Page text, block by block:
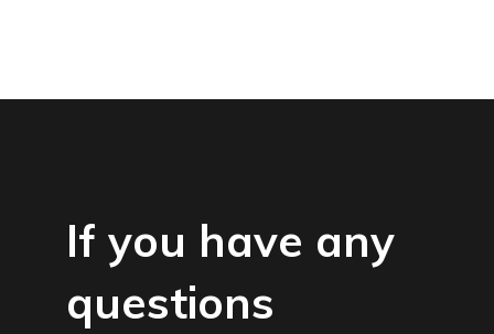
If you have any
questions